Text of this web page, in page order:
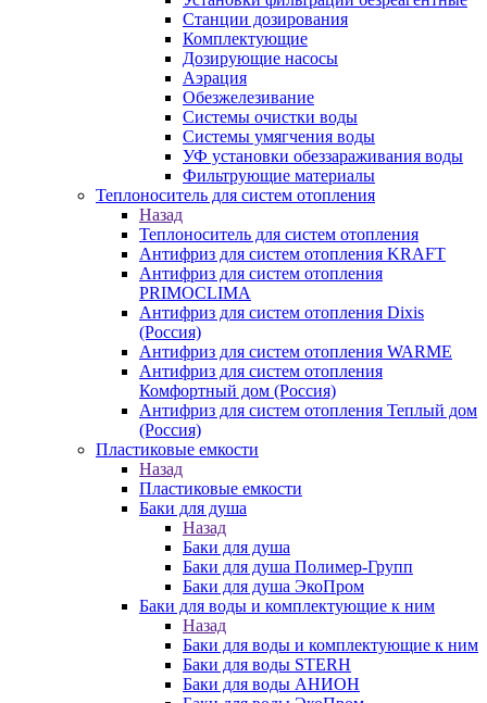
Станции дозирования
Комплектующие
Дозирующие насосы
Аэрация
Обезжелезивание
Системы очистки воды
Системы умягчения воды
УФ установки обеззараживания воды
Фильтрующие материалы
Теплоноситель для систем отопления
Назад
Теплоноситель для систем отопления
Антифриз для систем отопления KRAFT
Антифриз для систем отопления
PRIMOCLIMA
Антифриз для систем отопления Dixis
(Россия)
Антифриз для систем отопления WARME
Антифриз для систем отопления
Комфортный дом (Россия)
Антифриз для систем отопления Теплый дом
(Россия)
Пластиковые емкости
Назад
Пластиковые емкости
Баки для душа
Назад
Баки для душа
Баки для душа Полимер-Групп
Баки для душа ЭкоПром
Баки для воды и комплектующие к ним
Назад
Баки для воды и комплектующие к ним
Баки для воды STERH
Баки для воды АНИОН